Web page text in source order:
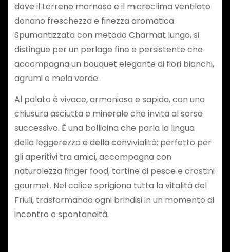
dove il terreno marnoso e il microclima ventilato
donano freschezza e finezza aromatica.
Spumantizzata con metodo Charmat lungo, si
distingue per un perlage fine e persistente che
accompagna un bouquet elegante di fiori bianchi,
agrumi e mela verde.
Al palato è vivace, armoniosa e sapida, con una
chiusura asciutta e minerale che invita al sorso
successivo. È una bollicina che parla la lingua
della leggerezza e della convivialità: perfetto per
gli aperitivi tra amici, accompagna con
naturalezza finger food, tartine di pesce e crostini
gourmet. Nel calice sprigiona tutta la vitalità del
Friuli, trasformando ogni brindisi in un momento di
incontro e spontaneità.